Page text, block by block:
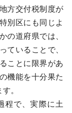
方交付税制度が
別区にも同じよ
の道府県では、
ていることで、
ことに限界があ
機能を十分果た
。
程で、実際に土